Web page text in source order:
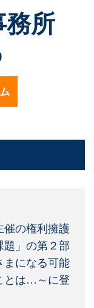
務所
催の権利擁護
題」の第２部
まになる可能
とは…～に登
川市社会福祉協議
しております）…
東京弁護士会多摩支
弁護士と松本有加弁